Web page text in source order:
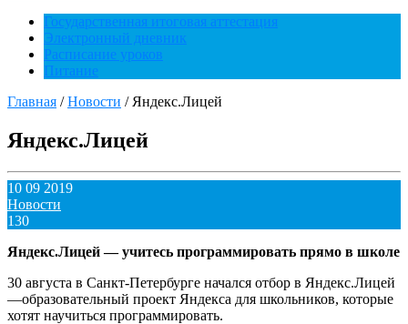
Государственная итоговая аттестация
Электронный дневник
Расписание уроков
Питание
Главная /Новости / Яндекс.Лицей
Яндекс.Лицей
10 09 2019
Новости
130
Яндекс.Лицей — учитесь программировать прямо в школе
30 августа в Санкт-Петербурге начался отбор в Яндекс.Лицей
—образовательный проект Яндекса для школьников, которые
хотят научиться программировать.